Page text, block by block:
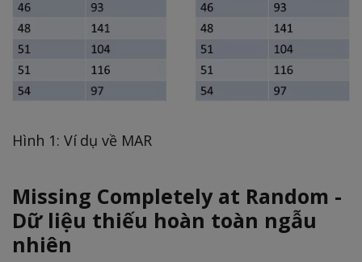
Hình 1: Ví dụ về MAR
Missing Completely at Random -
Dữ liệu thiếu hoàn toàn ngẫu
nhiên